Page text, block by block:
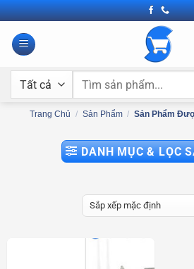
Bỏ
qua
nội
Tìm
Trang Chủ / Sản Phẩm / Sản Phẩm
DANH MỤC & LỌC